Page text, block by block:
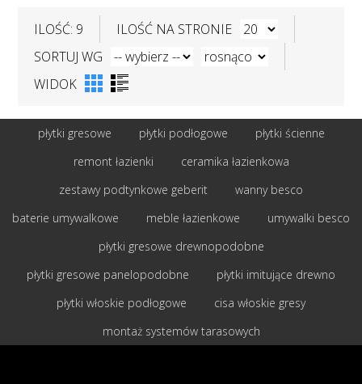
ILOŚĆ: 9
ILOŚĆ NA STRONIE
SORTUJ WG
WIDOK
płytki gresowe płytki podłogowe
płytki ścienne
remont łazienki
ceramika łazienkowa
zestawy podtynkowe geberit
wanny besco
baterie umywalkowe
meble łazienkowe
umywalki besco
płytki gresowe drewnopodobne
płytki gresowe panelopodobne
płytki imitujące drewno
płytki włoskie podłogowe
cisa włoskie gresy
montaż systemów tarasowych